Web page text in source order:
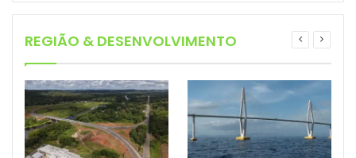
REGIÃO & DESENVOLVIMENTO